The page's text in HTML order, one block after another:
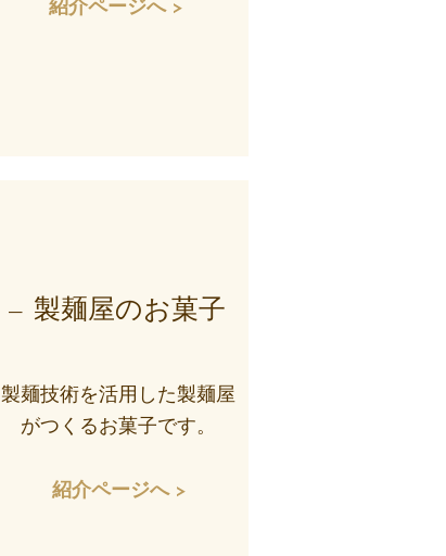
紹介ページへ >
— 製麺屋のお菓子
製麺技術を活用した製麺屋
がつくるお菓子です。
紹介ページへ >